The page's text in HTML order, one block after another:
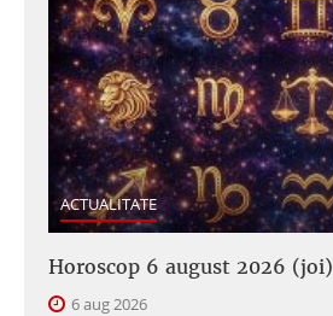
ACTUALITATE
Horoscop 6 august 2026 (joi)
6 aug 2026